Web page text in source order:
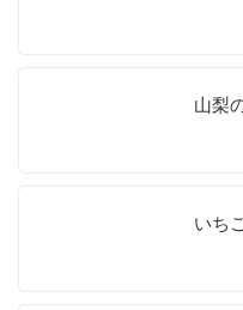
山梨
いち